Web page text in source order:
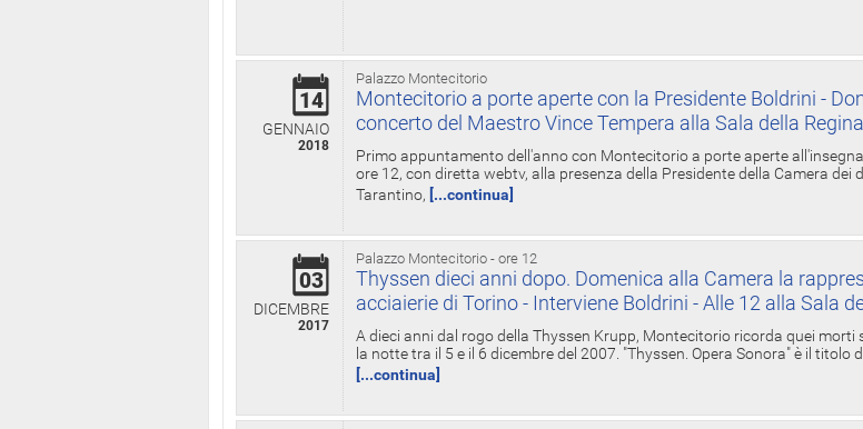
Palazzo Montecitorio
14
GENNAIO
2018
Montecitorio a porte aperte con la Presidente Boldrini -
concerto del Maestro Vince Tempera alla Sala della Regina
Primo appuntamento dell'anno con Montecitorio a porte aperte
ore 12, con diretta webtv, alla presenza della Presidente della Camera dei
Tarantino, [...continua]
Palazzo Montecitorio - ore 12
03
DICEMBRE
2017
Thyssen dieci anni dopo. Domenica alla Camera la
acciaierie di Torino - Interviene Boldrini - Alle 12 alla Sala
A dieci anni dal rogo della Thyssen Krupp, Montecitorio ricorda quei
la notte tra il 5 e il 6 dicembre del 2007. "Thyssen. Opera Sonora" è il
[...continua]